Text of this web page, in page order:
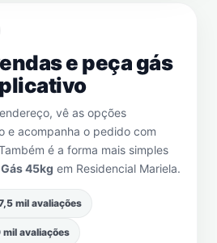
e peça gás
vê as opções
e acompanha o pedido com
é a forma mais simples
45kg em Residencial Mariela.
mil avaliações
mil avaliações